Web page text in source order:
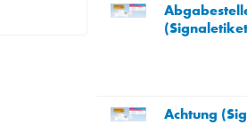
Achtung